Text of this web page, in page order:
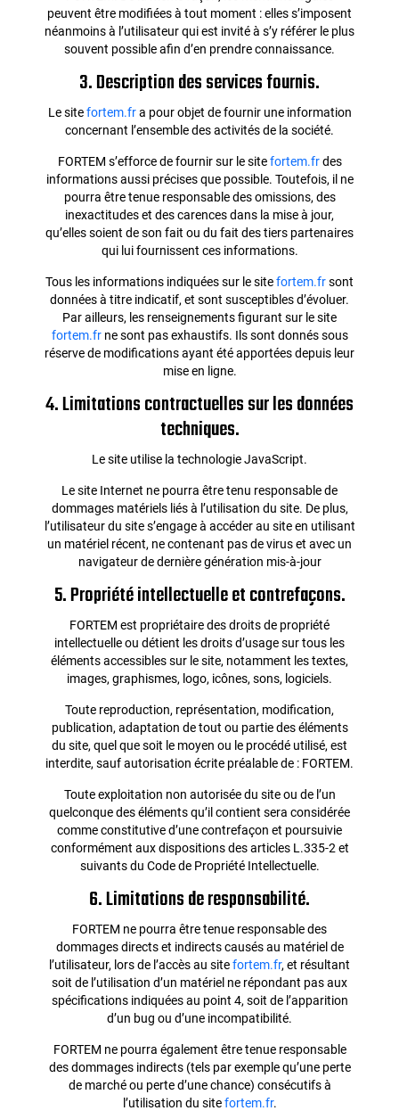
peuvent être modifiées à tout moment : elles s’imposent
néanmoins à l’utilisateur qui est invité à s’y référer le plus
souvent possible afin d’en prendre connaissance.
3. Description des services fournis.
Le sitefortem.fra pour objet de fournir une information
concernant l’ensemble des activités de la société.
FORTEM s’efforce de fournir sur le sitefortem.frdes
informations aussi précises que possible. Toutefois, il ne
pourra être tenue responsable des omissions, des
inexactitudes et des carences dans la mise à jour,
qu’elles soient de son fait ou du fait des tiers partenaires
qui lui fournissent ces informations.
Tous les informations indiquées sur le sitefortem.frsont
données à titre indicatif, et sont susceptibles d’évoluer.
Par ailleurs, les renseignements figurant sur le site
fortem.frne sont pas exhaustifs. Ils sont donnés sous
réserve de modifications ayant été apportées depuis leur
mise en ligne.
4. Limitations contractuelles sur les données
techniques.
Le site utilise la technologie JavaScript.
Le site Internet ne pourra être tenu responsable de
dommages matériels liés à l’utilisation du site. De plus,
l’utilisateur du site s’engage à accéder au site en utilisant
un matériel récent, ne contenant pas de virus et avec un
navigateur de dernière génération mis-à-jour
5. Propriété intellectuelle et contrefaçons.
FORTEM est propriétaire des droits de propriété
intellectuelle ou détient les droits d’usage sur tous les
éléments accessibles sur le site, notamment les textes,
images, graphismes, logo, icônes, sons, logiciels.
Toute reproduction, représentation, modification,
publication, adaptation de tout ou partie des éléments
du site, quel que soit le moyen ou le procédé utilisé, est
interdite, sauf autorisation écrite préalable de : FORTEM.
Toute exploitation non autorisée du site ou de l’un
quelconque des éléments qu’il contient sera considérée
comme constitutive d’une contrefaçon et poursuivie
conformément aux dispositions des articles L.335-2 et
suivants du Code de Propriété Intellectuelle.
6. Limitations de responsabilité.
FORTEM ne pourra être tenue responsable des
dommages directs et indirects causés au matériel de
l’utilisateur, lors de l’accès au sitefortem.fr, et résultant
soit de l’utilisation d’un matériel ne répondant pas aux
spécifications indiquées au point 4, soit de l’apparition
d’un bug ou d’une incompatibilité.
FORTEM ne pourra également être tenue responsable
des dommages indirects (tels par exemple qu’une perte
de marché ou perte d’une chance) consécutifs à
l’utilisation du sitefortem.fr.